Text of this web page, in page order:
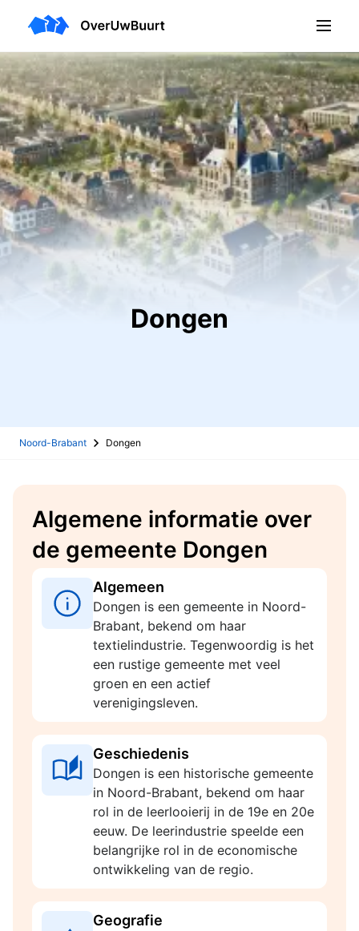
Dongen
Noord-Brabant Dongen
Algemene informatie over
de gemeente Dongen
Algemeen
Dongen is een gemeente in Noord-
Brabant, bekend om haar
textielindustrie. Tegenwoordig is het
een rustige gemeente met veel
groen en een actief
verenigingsleven.
Geschiedenis
Dongen is een historische gemeente
in Noord-Brabant, bekend om haar
rol in de leerlooierij in de 19e en 20e
eeuw. De leerindustrie speelde een
belangrijke rol in de economische
ontwikkeling van de regio.
Geografie